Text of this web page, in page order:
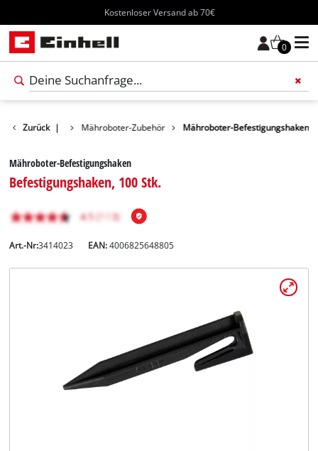
Kostenloser Versand ab 70€
0
English
Zurück |
Zubehör Mähroboter-Zubehör Mähroboter-Befestigungshaken
Mähroboter-Befestigungshaken
Befestigungshaken, 100 Stk.
Art.-Nr:3414023 EAN:4006825648805